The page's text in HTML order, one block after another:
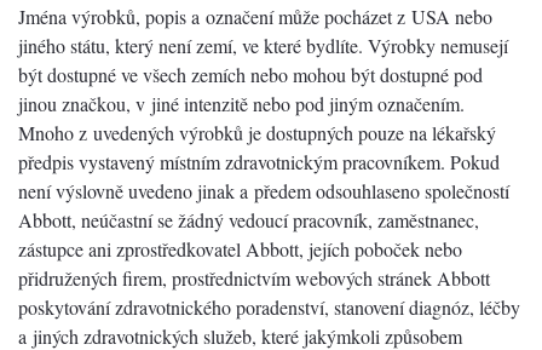
Jména výrobků, popis a označení může pocházet z USA nebo
jiného státu, který není zemí, ve které bydlíte. Výrobky nemusejí
být dostupné ve všech zemích nebo mohou být dostupné pod
jinou značkou, v jiné intenzitě nebo pod jiným označením.
Mnoho z uvedených výrobků je dostupných pouze na lékařský
předpis vystavený místním zdravotnickým pracovníkem. Pokud
není výslovně uvedeno jinak a předem odsouhlaseno společností
Abbott, neúčastní se žádný vedoucí pracovník, zaměstnanec,
zástupce ani zprostředkovatel Abbott, jejích poboček nebo
přidružených firem, prostřednictvím webových stránek Abbott
poskytování zdravotnického poradenství, stanovení diagnóz, léčby
a jiných zdravotnických služeb, které jakýmkoli způsobem